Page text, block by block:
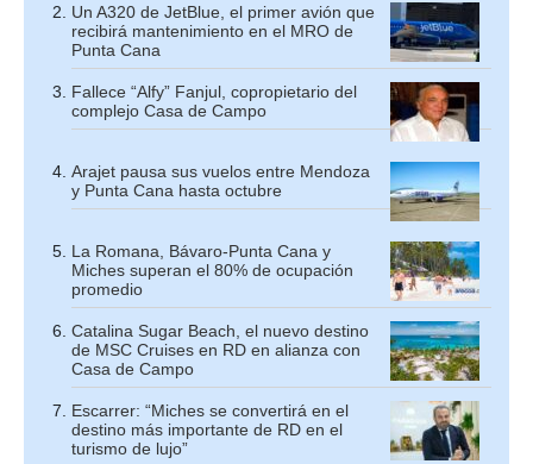
Un A320 de JetBlue, el primer avión que
recibirá mantenimiento en el MRO de
Punta Cana
Fallece “Alfy” Fanjul, copropietario del
complejo Casa de Campo
Arajet pausa sus vuelos entre Mendoza
y Punta Cana hasta octubre
La Romana, Bávaro-Punta Cana y
Miches superan el 80% de ocupación
promedio
Catalina Sugar Beach, el nuevo destino
de MSC Cruises en RD en alianza con
Casa de Campo
Escarrer: “Miches se convertirá en el
destino más importante de RD en el
turismo de lujo”